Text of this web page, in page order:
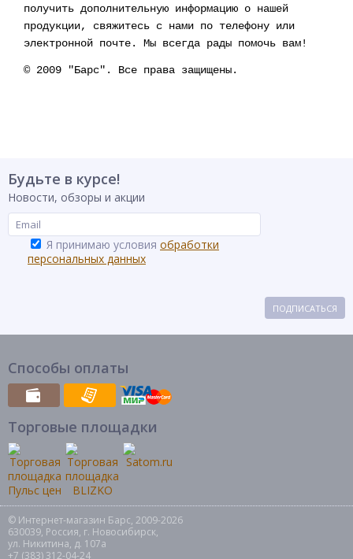
получить дополнительную информацию о нашей
продукции, свяжитесь с нами по телефону или
электронной почте. Мы всегда рады помочь вам!
© 2009 "Барс". Все права защищены.
Будьте в курсе!
Новости, обзоры и акции
Я принимаю условия обработки
персональных данных
ПОДПИСАТЬСЯ
Способы оплаты
Торговые площадки
© Интернет-магазин Барс, 2009-2026
630039, Россия, г. Новосибирск,
ул. Никитина, д. 107а
+7 (383) 312-04-24